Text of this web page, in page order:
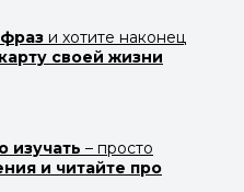
и хотите наконец
своей жизни
изучать – просто
и читайте про